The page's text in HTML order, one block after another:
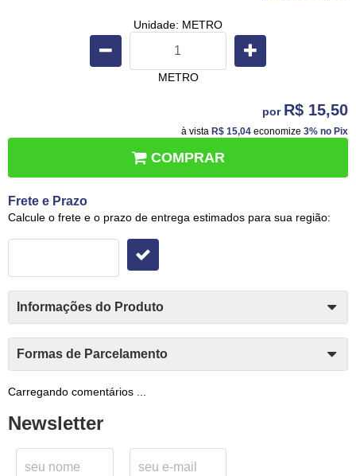
Unidade: METRO
METRO
por R$ 15,50
à vista R$ 15,04 economize 3% no Pix
COMPRAR
Frete e Prazo
Calcule o frete e o prazo de entrega estimados para sua região:
Informações do Produto
Formas de Parcelamento
Carregando comentários ...
Newsletter